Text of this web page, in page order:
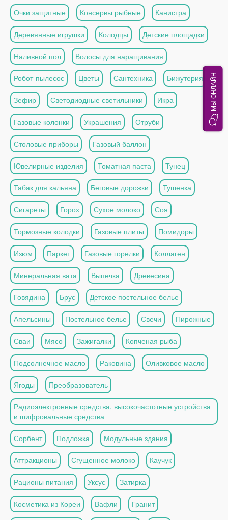
Очки защитные Консервы рыбные Канистра
Деревянные игрушки Колодцы Детские площадки
Наливной пол Волосы для наращивания
Робот-пылесос Цветы Сантехника Бижутерия
Зефир Светодиодные светильники Икра
Газовые колонки Украшения Отруби
Столовые приборы Газовый баллон
Ювелирные изделия Томатная паста Тунец
Табак для кальяна Беговые дорожки Тушенка
Сигареты Горох Сухое молоко Соя
Тормозные колодки Газовые плиты Помидоры
Изюм Паркет Газовые горелки Коллаген
Минеральная вата Выпечка Древесина
Говядина Брус Детское постельное белье
Апельсины Постельное белье Свечи Пирожные
Сваи Мясо Зажигалки Копченая рыба
Подсолнечное масло Раковина Оливковое масло
Ягоды Преобразователь
Радиоэлектронные средства, высокочастотные устройства
и шифровальные средства
Сорбент Подложка Модульные здания
Аттракционы Сгущенное молоко Каучук
Рационы питания Уксус Затирка
Косметика из Кореи Вафли Гранит
МЫ ОНЛАЙН